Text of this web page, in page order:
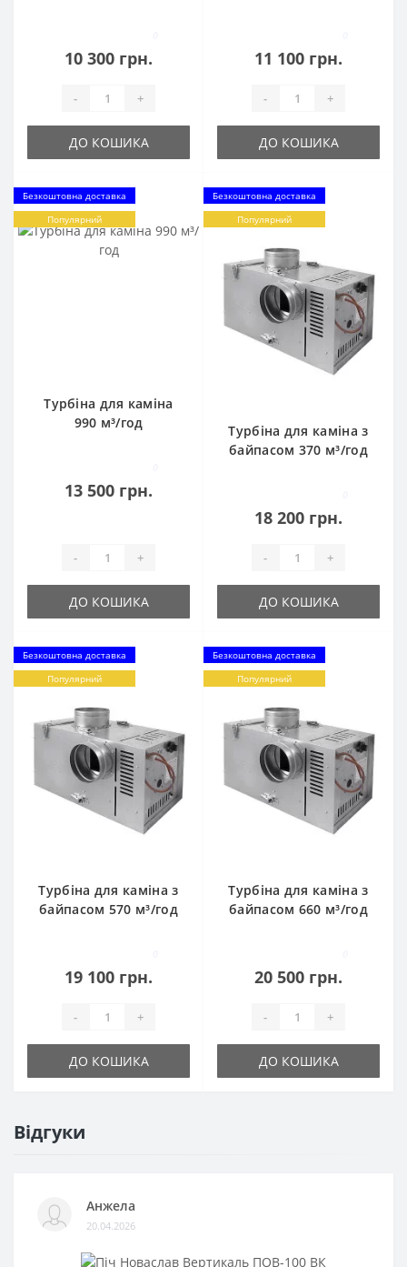
10 300 грн.
- +
ДО КОШИКА
11 100 грн.
- +
ДО КОШИКА
Безкоштовна доставка
Популярний
Турбіна для каміна
990 м³/год
13 500 грн.
- +
ДО КОШИКА
Безкоштовна доставка
Популярний
Турбіна для каміна з
байпасом 370 м³/год
18 200 грн.
- +
ДО КОШИКА
Безкоштовна доставка
Популярний
Турбіна для каміна з
байпасом 570 м³/год
19 100 грн.
- +
ДО КОШИКА
Безкоштовна доставка
Популярний
Турбіна для каміна з
байпасом 660 м³/год
20 500 грн.
- +
ДО КОШИКА
Відгуки
Анжела
20.04.2026